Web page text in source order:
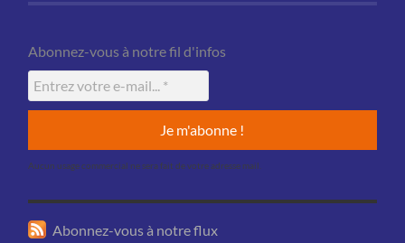
Abonnez-vous à notre fil d'infos
Aucun usage commercial ne sera fait de votre adresse mail.
Abonnez-vous à notre flux